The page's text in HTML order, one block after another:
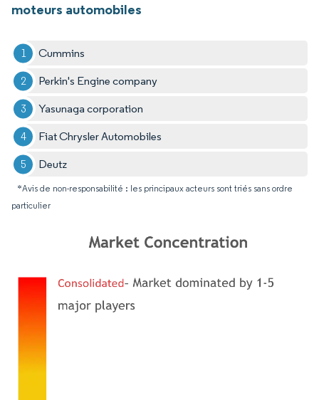
moteurs automobiles
Cummins
Perkin's Engine company
Yasunaga corporation
Fiat Chrysler Automobiles
Deutz
*Avis de non-responsabilité : les principaux acteurs sont triés sans ordre
particulier